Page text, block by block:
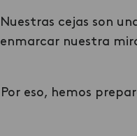
Nuestras cejas son
enmarcar nuestra
Por eso, hemos